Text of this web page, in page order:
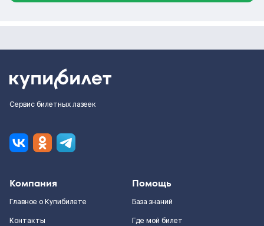
Сервис билетных лазеек
Компания
Главное о Купибилете
Контакты
Помощь
База знаний
Где мой билет